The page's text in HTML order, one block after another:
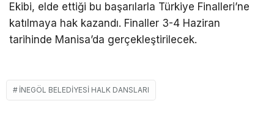
Ekibi, elde ettiği bu başarılarla Türkiye Finalleri’ne
katılmaya hak kazandı. Finaller 3-4 Haziran
tarihinde Manisa’da gerçekleştirilecek.
İNEGÖL BELEDIYESI HALK DANSLARI